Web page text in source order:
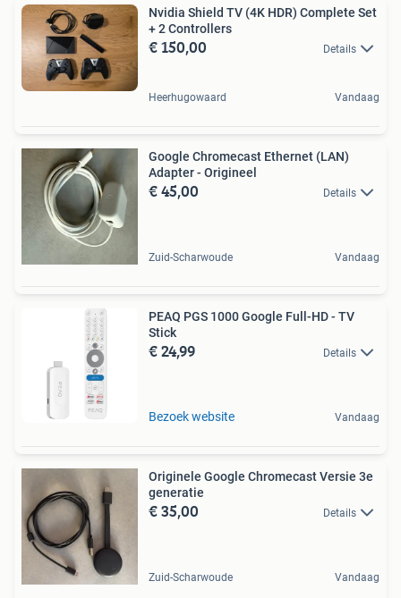
Nvidia Shield TV (4K HDR) Complete Set
+ 2 Controllers
€ 150,00 Details
Heerhugowaard Vandaag
Google Chromecast Ethernet (LAN)
Adapter - Origineel
€ 45,00 Details
Zuid-Scharwoude Vandaag
PEAQ PGS 1000 Google Full-HD - TV
Stick
€ 24,99 Details
Bezoek website Vandaag
Originele Google Chromecast Versie 3e
generatie
€ 35,00 Details
Zuid-Scharwoude Vandaag